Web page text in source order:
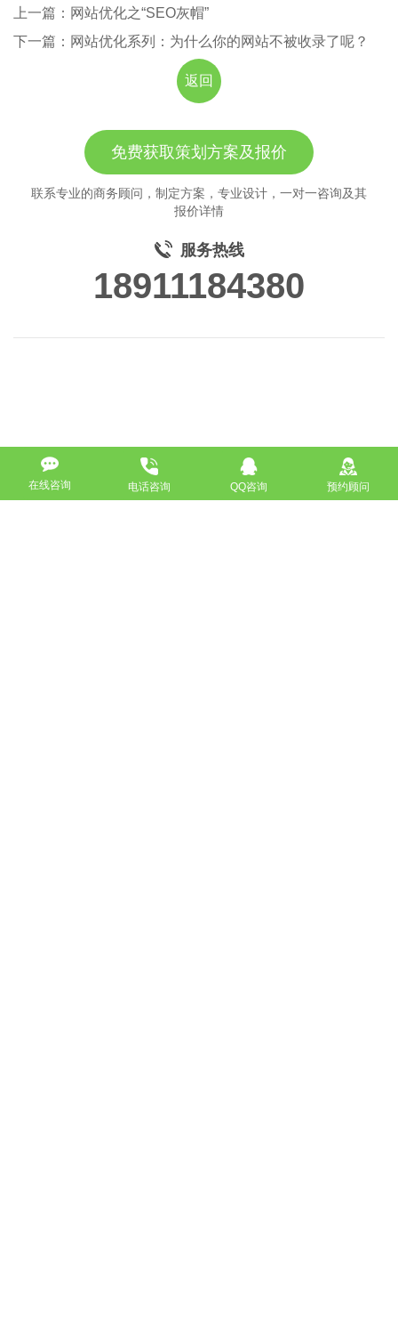
上一篇：网站优化之“SEO灰帽”
下一篇：网站优化系列：为什么你的网站不被收录了呢？
返回
免费获取策划方案及报价
联系专业的商务顾问，制定方案，专业设计，一对一咨询及其
报价详情
服务热线
18911184380
在线咨询 电话咨询 QQ咨询 预约顾问